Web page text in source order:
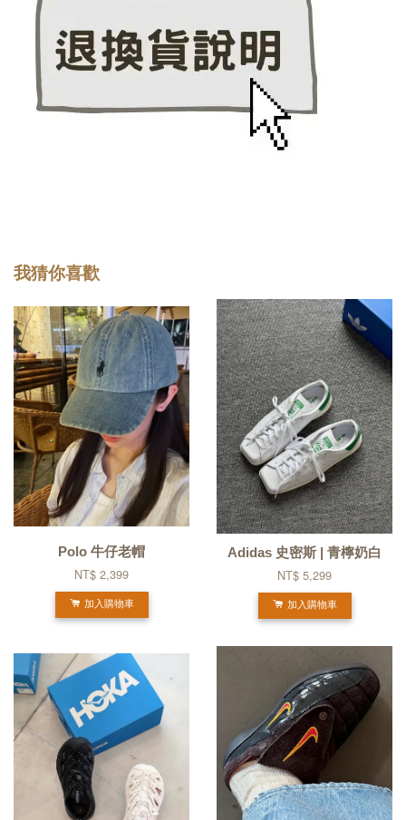
我猜你喜歡
Polo 牛仔老帽
NT$ 2,399
加入購物車
Adidas 史密斯 | 青檸奶白
NT$ 5,299
加入購物車